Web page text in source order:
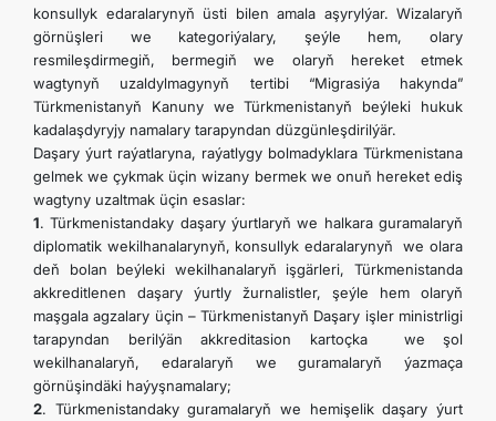
konsullyk edaralarynyň üsti bilen amala aşyrylýar. Wizalaryň
görnüşleri we kategoriýalary, şeýle hem, olary
resmileşdirmegiň, bermegiň we olaryň hereket etmek
wagtynyň uzaldylmagynyň tertibi “Migrasiýa hakynda”
Türkmenistanyň Kanuny we Türkmenistanyň beýleki hukuk
kadalaşdyryjy namalary tarapyndan düzgünleşdirilýär.
Daşary ýurt raýatlaryna, raýatlygy bolmadyklara Türkmenistana
gelmek we çykmak üçin wizany bermek we onuň hereket ediş
wagtyny uzaltmak üçin esaslar:
1. Türkmenistandaky daşary ýurtlaryň we halkara guramalaryň
diplomatik wekilhanalarynyň, konsullyk edaralarynyň we olara
deň bolan beýleki wekilhanalaryň işgärleri, Türkmenistanda
akkreditlenen daşary ýurtly žurnalistler, şeýle hem olaryň
maşgala agzalary üçin – Türkmenistanyň Daşary işler ministrligi
tarapyndan berilýän akkreditasion kartoçka we şol
wekilhanalaryň, edaralaryň we guramalaryň ýazmaça
görnüşindäki haýyşnamalary;
2. Türkmenistandaky guramalaryň we hemişelik daşary ýurt